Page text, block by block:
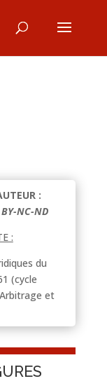
:
BY-NC-ND
:
du
(cycle
et